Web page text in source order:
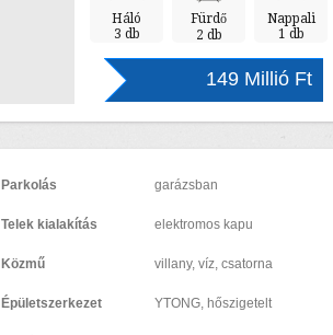
Háló
3 db
Fürdő
2 db
Nappali
1 db
149 Millió Ft
Parkolás garázsban
Telek kialakítás elektromos kapu
Közmű villany, víz, csatorna
Épületszerkezet YTONG, hőszigetelt